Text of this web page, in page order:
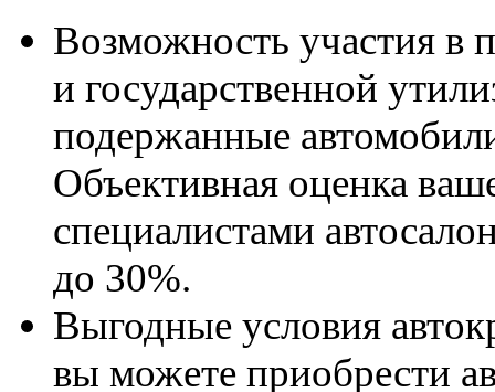
Возможность участия в
и государственной
подержанные
Объективная оценка
специалистами
до 30%.
Выгодные условия
вы можете приобрести